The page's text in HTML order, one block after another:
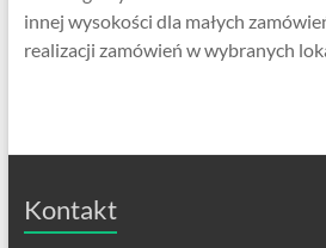
innej wysokości dla małych
realizacji zamówień w wybranych
Kontakt